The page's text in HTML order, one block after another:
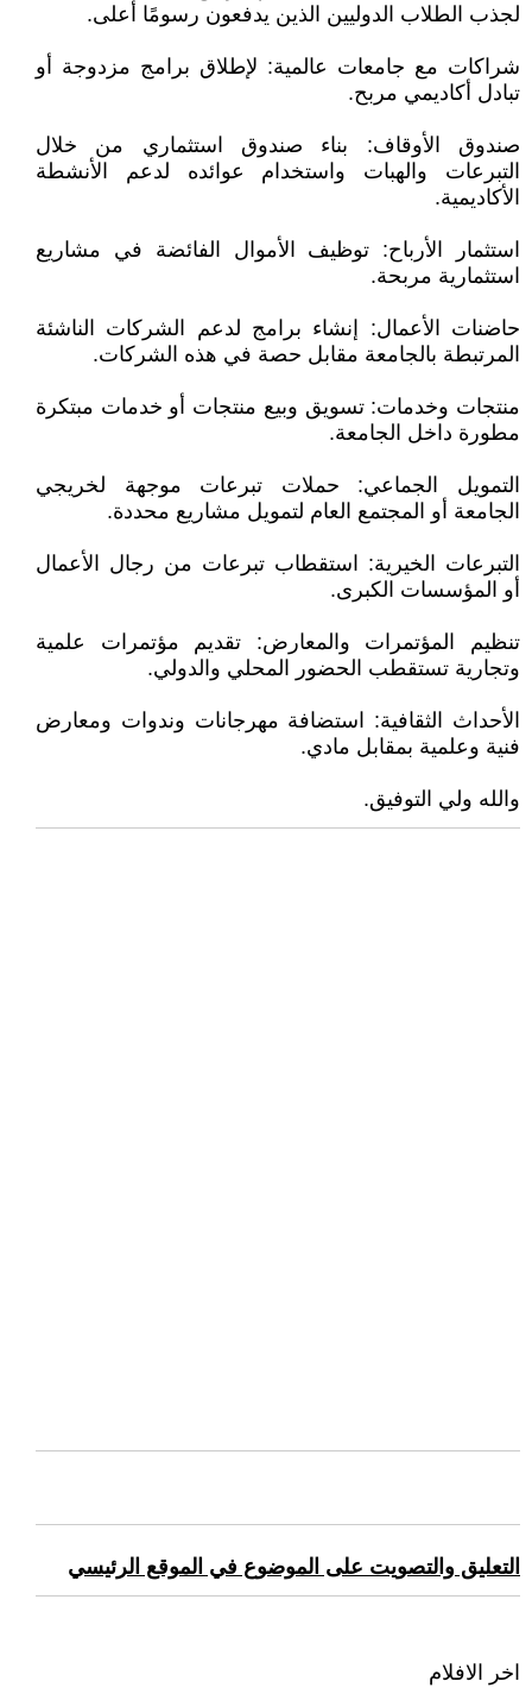
لجذب الطلاب الدوليين الذين يدفعون رسومًا أعلى.
شراكات مع جامعات عالمية: لإطلاق برامج مزدوجة أو
تبادل أكاديمي مربح.
صندوق الأوقاف: بناء صندوق استثماري من خلال
التبرعات والهبات واستخدام عوائده لدعم الأنشطة
الأكاديمية.
استثمار الأرباح: توظيف الأموال الفائضة في مشاريع
استثمارية مربحة.
حاضنات الأعمال: إنشاء برامج لدعم الشركات الناشئة
المرتبطة بالجامعة مقابل حصة في هذه الشركات.
منتجات وخدمات: تسويق وبيع منتجات أو خدمات مبتكرة
مطورة داخل الجامعة.
التمويل الجماعي: حملات تبرعات موجهة لخريجي
الجامعة أو المجتمع العام لتمويل مشاريع محددة.
التبرعات الخيرية: استقطاب تبرعات من رجال الأعمال
أو المؤسسات الكبرى.
تنظيم المؤتمرات والمعارض: تقديم مؤتمرات علمية
وتجارية تستقطب الحضور المحلي والدولي.
الأحداث الثقافية: استضافة مهرجانات وندوات ومعارض
فنية وعلمية بمقابل مادي.
والله ولي التوفيق.
التعليق والتصويت على الموضوع في الموقع الرئيسي
اخر الافلام